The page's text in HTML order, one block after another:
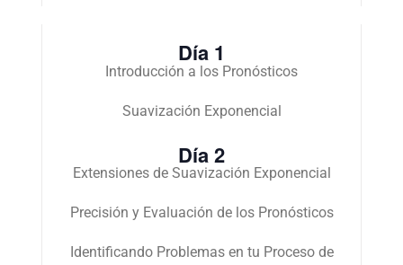
Día 1
Introducción a los Pronósticos
Suavización Exponencial
Día2
Extensiones de Suavización Exponencial
Precisión y Evaluación de los Pronósticos
Identificando Problemas en tu Proceso de